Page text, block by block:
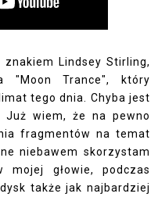
Lindsey Stirling,
"Moon Trance", który
tego dnia. Chyba jest
wiem, że na pewno
fragmentów na temat
niebawem skorzystam
głowie, podczas
także jak najbardziej